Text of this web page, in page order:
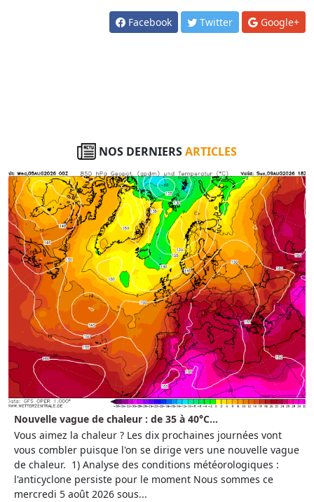
Facebook Twitter Google+
NOS DERNIERSARTICLES
Nouvelle vague de chaleur : de 35 à 40°C...
Vous aimez la chaleur ? Les dix prochaines journées vont
vous combler puisque l'on se dirige vers une nouvelle vague
de chaleur. 1) Analyse des conditions météorologiques :
l'anticyclone persiste pour le moment Nous sommes ce
mercredi 5 août 2026 sous...